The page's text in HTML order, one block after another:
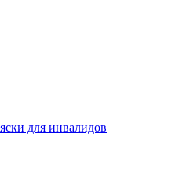
для инвалидов